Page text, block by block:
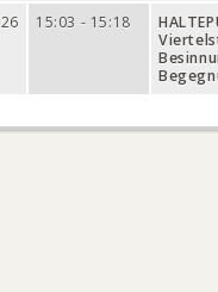
15:03 - 15:18